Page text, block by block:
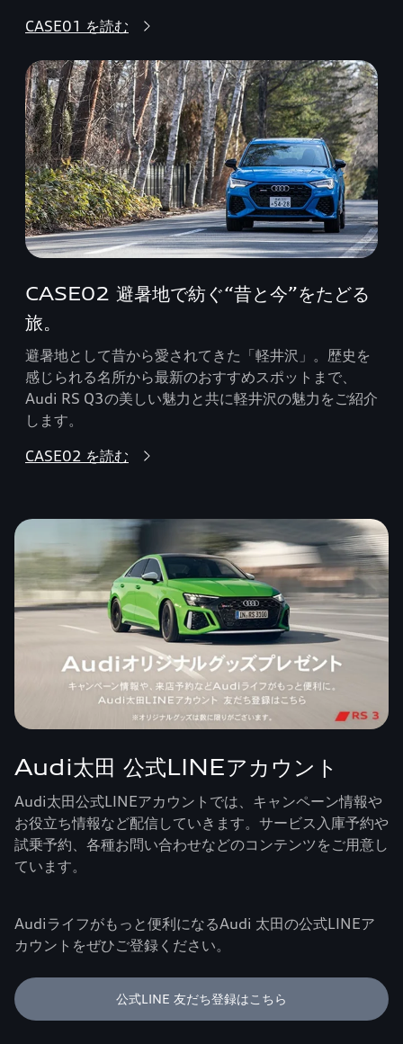
CASE01 を読む
CASE02 避暑地で紡ぐ“昔と今”をたどる
旅。
避暑地として昔から愛されてきた「軽井沢」。歴史を
感じられる名所から最新のおすすめスポットまで、
Audi RS Q3の美しい魅力と共に軽井沢の魅力をご紹介
します。
CASE02 を読む
Audi太田 公式LINEアカウント
Audi太田公式LINEアカウントでは、キャンペーン情報や
お役立ち情報など配信していきます。サービス入庫予約や
試乗予約、各種お問い合わせなどのコンテンツをご用意し
ています。
Audiライフがもっと便利になるAudi 太田の公式LINEア
カウントをぜひご登録ください。
公式LINE 友だち登録はこちら